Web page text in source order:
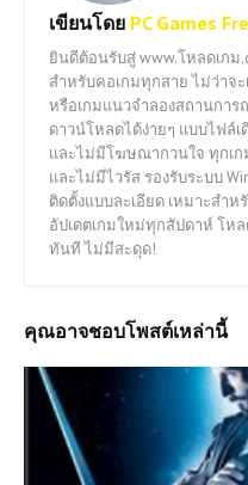
เขียนโดย PC Games
ยินดีต้อนรับสู่ www.โหลดเกม
สำหรับคอเกมทุกสาย ไม่ว่าจ
หรือเกมแนวจำลองสถานกา
ดาวน์โหลดได้ง่ายๆ แบบไฟล์
และไม่มีโฆษณากวนใจ ทุกเ
และไม่มีไวรัส รองรับระบบ
ติดตั้งแบบละเอียด เหมาะสำ
อัปเดตเกมใหม่ทุกสัปดาห์ โห
ทันที ไม่มีสะดุด!
คุณอาจชอบโพสต์เหล่านี้